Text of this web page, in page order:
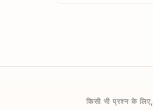
किसी भी प्रश्न के लिए,